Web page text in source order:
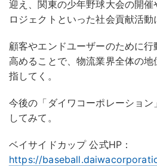
迎え、関東の少年野球大会の開
ロジェクトといった社会貢献活動
顧客やエンドユーザーのために
高めることで、物流業界全体の
指してく。
今後の「ダイワコーポレーション
してみて。
ベイサイドカップ 公式HP：
https://